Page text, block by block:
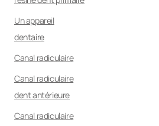
Un appareil
dentaire
Canal radiculaire
Canal radiculaire
dent antérieure
Canal radiculaire